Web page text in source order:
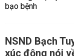
NSND Bạch
xúc động nói